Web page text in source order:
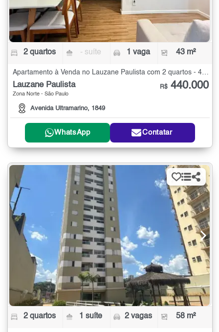
2 quartos - suíte 1 vaga 43 m²
Lauzane Paulista
Zona Norte - São Paulo
Avenida Ultramarino, 1849
R$ 440.000
WhatsApp Contatar
2 quartos 1 suíte 2 vagas 58 m²